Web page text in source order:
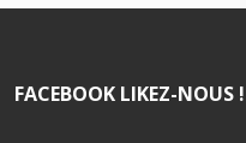
FACEBOOK LIKEZ-NOUS !